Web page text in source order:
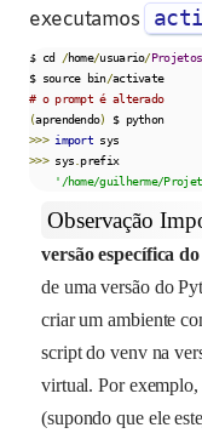
executamos
$ cd /home/usuario/Projetos
$ source bin/
activate
# o prompt é alterado
(aprendendo)
$ python
>>> import
>>> sys prefix
'/home/guilherme/
Observação
versão específica
de uma versão do
criar um ambiente
script do venv na
virtual. Por exemplo,
(supondo que ele